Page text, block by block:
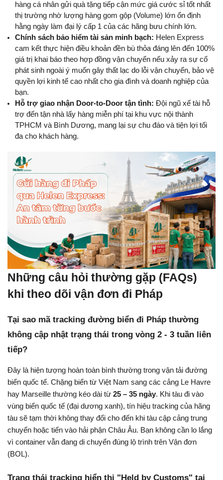
hàng cá nhân gửi quà tặng tiếp cận mức giá cước sỉ tốt nhất
thị trường nhờ lượng hàng gom gộp (Volume) lớn ổn định
hằng ngày làm đại lý cấp 1 của các hãng bưu chính lớn.
Chính sách bảo hiểm tài sản minh bạch: Helen Express
cam kết thực hiện điều khoản đền bù thỏa đáng lên đến 100%
giá trị khai báo theo hợp đồng vận chuyển nếu xảy ra sự cố
phát sinh ngoài ý muốn gây thất lạc do lỗi vận chuyển, bảo vệ
quyền lợi kinh tế cao nhất cho gia đình và doanh nghiệp của
bạn.
Hỗ trợ giao nhận Door-to-Door tận tình: Đội ngũ xế tài hỗ
trợ đến tận nhà lấy hàng miễn phí tại khu vực nội thành
TPHCM và Bình Dương, mang lại sự chu đáo và tiện lợi tối
đa cho khách hàng.
Những câu hỏi thường gặp (FAQs)
khi theo dõi vận đơn đi Pháp
Tại sao mã tracking đường biển đi Pháp thường
không cập nhật trạng thái trong vòng 2 - 3 tuần liên
tiếp?
Đây là hiện tượng hoàn toàn bình thường trong vận tải đường
biển quốc tế. Chặng biển từ Việt Nam sang các cảng Le Havre
hay Marseille thường kéo dài từ 25 – 35 ngày. Khi tàu đi vào
vùng biển quốc tế (đại dương xanh), tín hiệu tracking của hãng
tàu sẽ tạm thời không thay đổi cho đến khi tàu cập cảng trung
chuyển hoặc tiến vào hải phận Châu Âu. Bạn không cần lo lắng
vì container vẫn đang di chuyển đúng lộ trình trên Vận đơn
(BOL).
Trạng thái tracking hiển thị "Held by Customs" tại